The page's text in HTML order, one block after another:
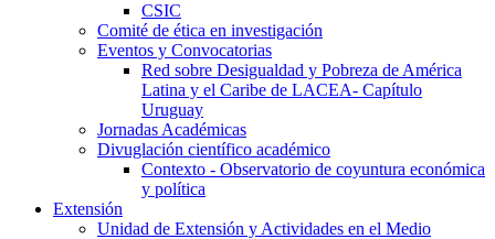
CSIC
Comité de ética en investigación
Eventos y Convocatorias
Red sobre Desigualdad y Pobreza de América
Latina y el Caribe de LACEA- Capítulo
Uruguay
Jornadas Académicas
Divuglación científico académico
Contexto - Observatorio de coyuntura económica
y política
Extensión
Unidad de Extensión y Actividades en el Medio